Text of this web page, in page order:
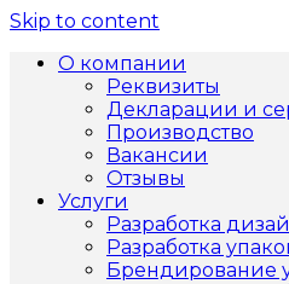
Skip to content
О компании
Реквизиты
Декларации и
Производство
Вакансии
Отзывы
Услуги
Разработка
Разработка
Брендирование